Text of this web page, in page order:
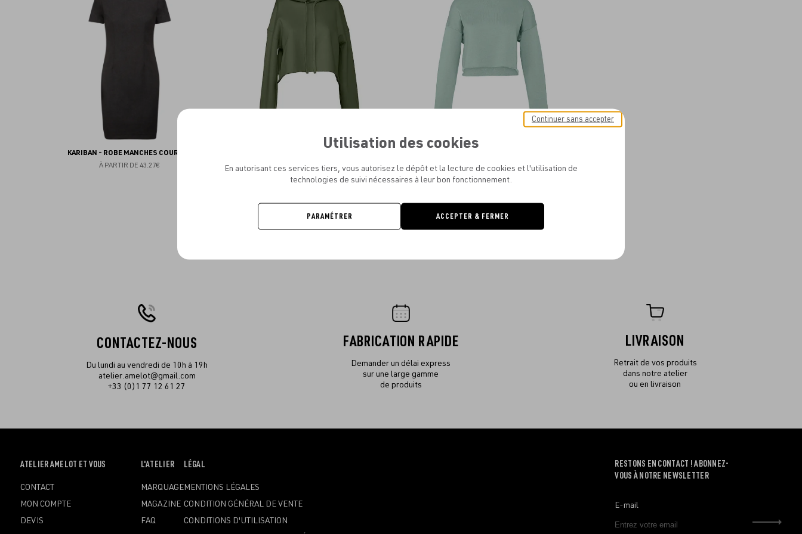
KARIBAN - ROBE MANCHES COURTES
À PARTIR DE 43.27€
À PARTIR DE 11.53€
À PARTIR DE10.56€
CONTACTEZ-NOUS
Du lundi au vendredi de 10h à 19h
atelier.amelot@gmail.com
+33 (0)1 77 12 61 27
FABRICATION RAPIDE
Demander un délai express
sur une large gamme
de produits
LIVRAISON
Retrait de vos produits
dans notre atelier
ou en livraison
OUVRIR
MENU
ATELIER AMELOT ET VOUS
CONTACT
MON COMPTE
DEVIS
OUVRIR
MENU
L'ATELIER
MARQUAGE
MAGAZINE
FAQ
OUVRIR
MENU
LÉGAL
MENTIONS LÉGALES
CONDITION GÉNÉRAL DE VENTE
CONDITIONS D'UTILISATION
RESTONS EN CONTACT ! ABONNEZ-
VOUS À NOTRE NEWSLETTER
E-mail
Utilisation des cookies
En autorisant ces services tiers, vous autorisez le dépôt et la lecture de cookies et l'utilisation de
technologies de suivi nécessaires à leur bon fonctionnement.
Continuer sans accepter
PARAMÉTRER ACCEPTER & FERMER